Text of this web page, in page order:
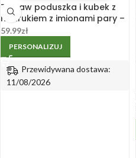
Zestaw poduszka i kubek z
nadrukiem z imionami pary –
Walentynki
59.99zł
PERSONALIZUJ
Przewidywana dostawa:
11/08/2026